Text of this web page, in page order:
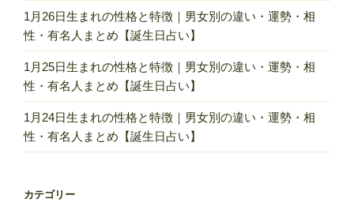
日
占
い】”
の
1月26日生まれの性格と特徴｜男女別の違い・運勢・相
性・有名人まとめ【誕生日占い】
1月25日生まれの性格と特徴｜男女別の違い・運勢・相
性・有名人まとめ【誕生日占い】
1月24日生まれの性格と特徴｜男女別の違い・運勢・相
性・有名人まとめ【誕生日占い】
カテゴリー